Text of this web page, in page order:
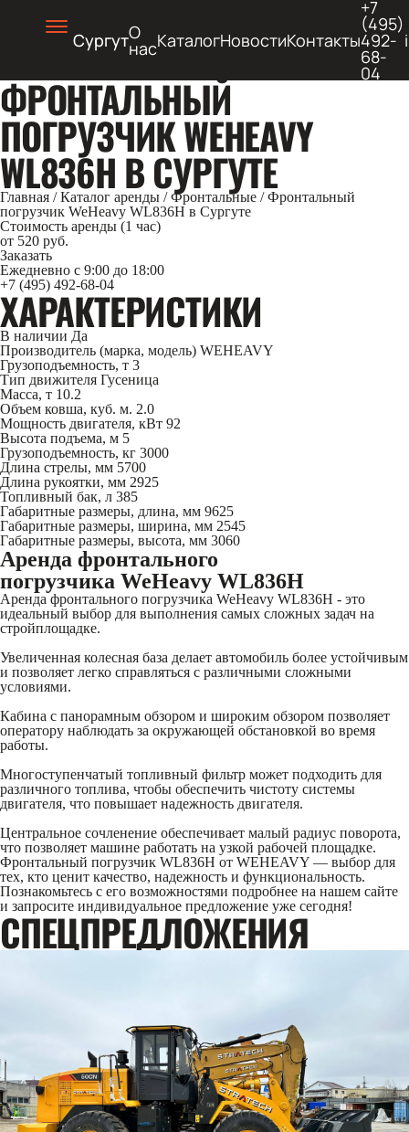
СургутО
насКаталогНовостиКонтакты
+7
(495)
492-
68-
04
ФРОНТАЛЬНЫЙ
ПОГРУЗЧИК WEHEAVY
WL836H В СУРГУТЕ
Главная / Каталог аренды / Фронтальные / Фронтальный
погрузчик WeHeavy WL836H в Сургуте
Стоимость аренды (1 час)
от 520 руб.
Заказать
Ежедневно с 9:00 до 18:00
+7 (495) 492-68-04
ХАРАКТЕРИСТИКИ
В наличии Да
Производитель (марка, модель) WEHEAVY
Грузоподъемность, т 3
Тип движителя Гусеница
Масса, т 10.2
Объем ковша, куб. м. 2.0
Мощность двигателя, кВт 92
Высота подъема, м 5
Грузоподъемность, кг 3000
Длина стрелы, мм 5700
Длина рукоятки, мм 2925
Топливный бак, л 385
Габаритные размеры, длина, мм 9625
Габаритные размеры, ширина, мм 2545
Габаритные размеры, высота, мм 3060
Аренда фронтального
погрузчика WeHeavy WL836H
Аренда фронтального погрузчика WeHeavy WL836H - это
идеальный выбор для выполнения самых сложных задач на
стройплощадке.
Увеличенная колесная база делает автомобиль более устойчивым
и позволяет легко справляться с различными сложными
условиями.
Кабина с панорамным обзором и широким обзором позволяет
оператору наблюдать за окружающей обстановкой во время
работы.
Многоступенчатый топливный фильтр может подходить для
различного топлива, чтобы обеспечить чистоту системы
двигателя, что повышает надежность двигателя.
Центральное сочленение обеспечивает малый радиус поворота,
что позволяет машине работать на узкой рабочей площадке.
Фронтальный погрузчик WL836H от WEHEAVY — выбор для
тех, кто ценит качество, надежность и функциональность.
Познакомьтесь с его возможностями подробнее на нашем сайте
и запросите индивидуальное предложение уже сегодня!
CПЕЦПРЕДЛОЖЕНИЯ